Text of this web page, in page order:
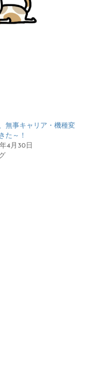
無事キャリア・機種変
た～！
4月30日